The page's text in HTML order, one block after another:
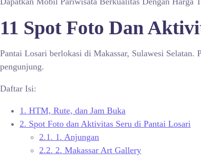
11 Spot Foto Dan
Pantai Losari berlokasi di Makassar, Sulawesi
pengunjung.
Daftar Isi:
1. HTM, Rute, dan Jam Buka
2. Spot Foto dan Aktivitas Seru di Pantai Losari
2.1. 1. Anjungan
2.2. 2. Makassar Art Gallery